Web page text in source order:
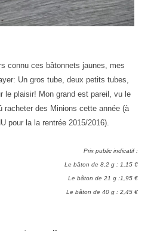
connu ces bâtonnets jaunes, mes
Un gros tube, deux petits tubes,
le plaisir! Mon grand est pareil, vu le
racheter des Minions cette année (à
pour lala rentrée 2015/2016).
Prix public indicatif :
Le bâton de 8,2 g : 1,15 €
Le bâton de 21 g :1,95 €
Le bâton de 40 g : 2,45 €